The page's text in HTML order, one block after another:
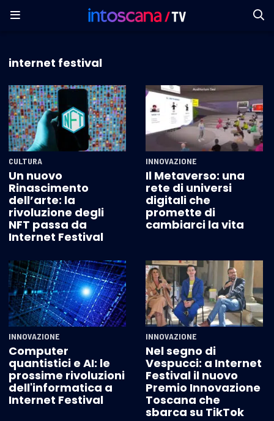
internet festival
CULTURA
Un nuovo
Rinascimento
dell’arte: la
rivoluzione degli
NFT passa da
Internet Festival
INNOVAZIONE
Il Metaverso: una
rete di universi
digitali che
promette di
cambiarci la vita
INNOVAZIONE
Computer
quantistici e AI: le
prossime rivoluzioni
dell'informatica a
Internet Festival
INNOVAZIONE
Nel segno di
Vespucci: a Internet
Festival il nuovo
Premio Innovazione
Toscana che
sbarca su TikTok